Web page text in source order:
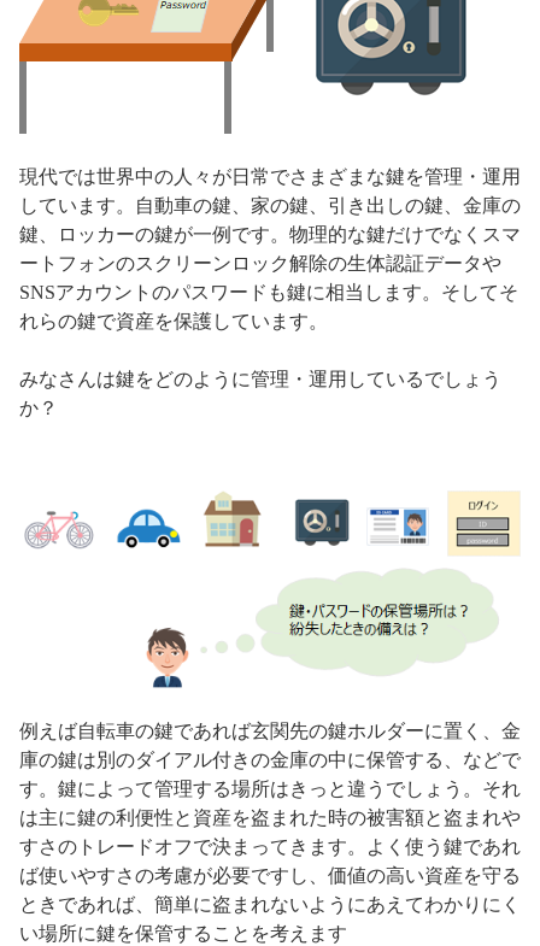
現代では世界中の人々が日常でさまざまな鍵を管理・運用
しています。自動車の鍵、家の鍵、引き出しの鍵、金庫の
鍵、ロッカーの鍵が一例です。物理的な鍵だけでなくスマ
ートフォンのスクリーンロック解除の生体認証データや
SNSアカウントのパスワードも鍵に相当します。そしてそ
れらの鍵で資産を保護しています。
みなさんは鍵をどのように管理・運用しているでしょう
か？
例えば自転車の鍵であれば玄関先の鍵ホルダーに置く、金
庫の鍵は別のダイアル付きの金庫の中に保管する、などで
す。鍵によって管理する場所はきっと違うでしょう。それ
は主に鍵の利便性と資産を盗まれた時の被害額と盗まれや
すさのトレードオフで決まってきます。よく使う鍵であれ
ば使いやすさの考慮が必要ですし、価値の高い資産を守る
ときであれば、簡単に盗まれないようにあえてわかりにく
い場所に鍵を保管することを考えます